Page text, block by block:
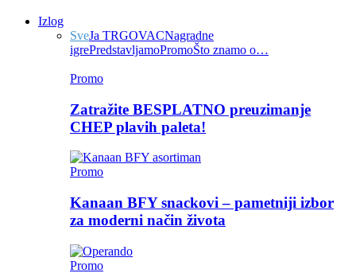
Izlog
SveJa TRGOVACNagradne
igrePredstavljamoPromoŠto znamo o…
Promo
Zatražite BESPLATNO preuzimanje
CHEP plavih paleta!
Promo
Kanaan BFY snackovi – pametniji izbor
za moderni način života
Promo